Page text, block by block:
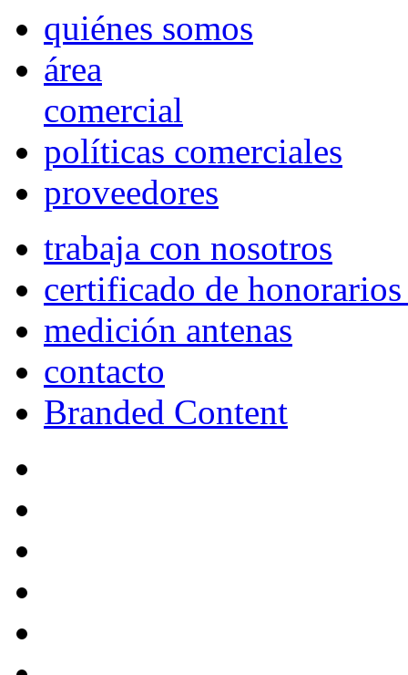
quiénes somos
área
comercial
políticas comerciales
proveedores
trabaja con nosotros
certificado de
medición antenas
contacto
Branded Content